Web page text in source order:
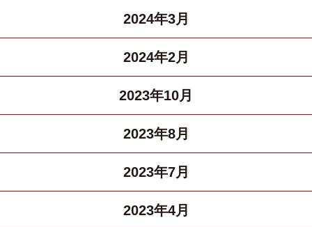
2024年3月
2024年2月
2023年10月
2023年8月
2023年7月
2023年4月